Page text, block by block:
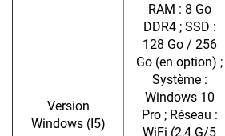
Version
Windows (I5)
RAM : 8 Go
DDR4 ; SSD :
128 Go / 256
Go (en option) ;
Système :
Windows 10
Pro ; Réseau :
WiFi (2,4 G/5